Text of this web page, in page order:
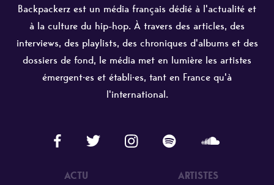
Backpackerz est un média français dédié à l'actualité et
à la culture du hip-hop. À travers des articles, des
interviews, des playlists, des chroniques d'albums et des
dossiers de fond, le média met en lumière les artistes
émergent·es et établi·es, tant en France qu'à
l'international.
ACTU ARTISTES